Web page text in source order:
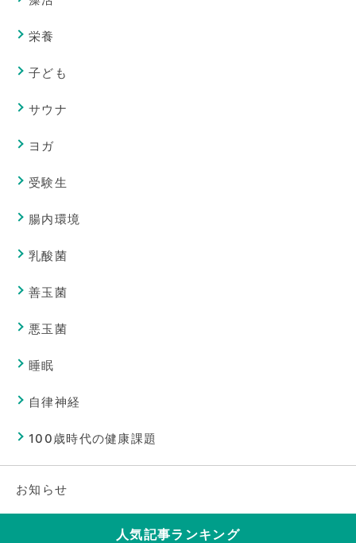
栄養
子ども
サウナ
ヨガ
受験生
腸内環境
乳酸菌
善玉菌
悪玉菌
睡眠
自律神経
100歳時代の健康課題
お知らせ
人気記事ランキング